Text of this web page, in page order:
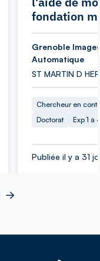
fondation
Grenoble
Automatique
ST MARTIN D
Chercheur en
Doctorat
Exp 1 à
Publiée il y a 31